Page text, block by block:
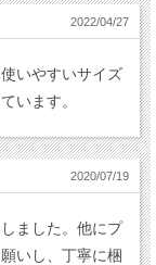
2022/04/27
いやすいサイズ
います。
2020/07/19
ました。他にプ
いし、丁寧に梱